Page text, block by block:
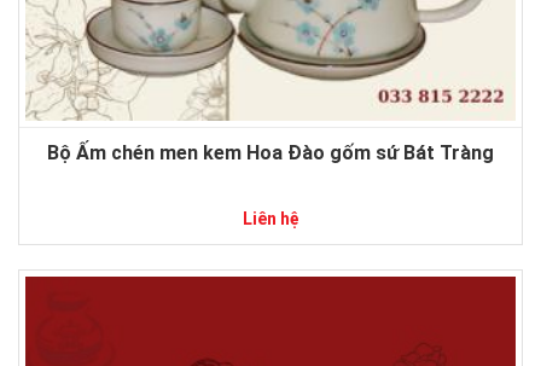
Bộ Ấm chén men kem Hoa Đào gốm sứ Bát Tràng
Liên hệ